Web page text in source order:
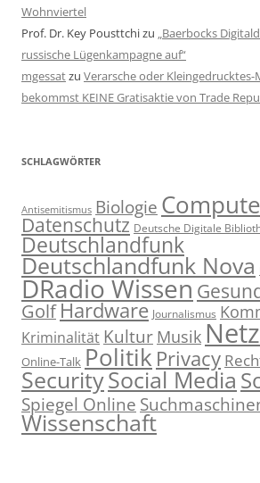
Wohnviertel
Prof. Dr. Key Pousttchizu „Baerbocks
russische Lügenkampagne auf“
mgessatzu Verarsche oder Kleingedrucktes-
bekommst KEINE Gratisaktie von Trade
SCHLAGWÖRTER
Antisemitismus Biologie
Datenschutz Deutsche Digitale
Deutschlandfunk
Deutschlandfunk Nova
DRadio Wissen
GolfHardware Journalismus
Kriminalität Kultur Musik Netz
Online-Talk Politik Privacy
SecuritySocial Media
Spiegel Online
Wissenschaft